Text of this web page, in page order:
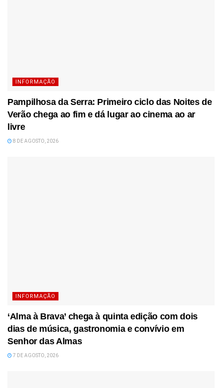
INFORMAÇÃO
Pampilhosa da Serra: Primeiro ciclo das Noites de
Verão chega ao fim e dá lugar ao cinema ao ar
livre
8 DE AGOSTO, 2026
INFORMAÇÃO
‘Alma à Brava’ chega à quinta edição com dois
dias de música, gastronomia e convívio em
Senhor das Almas
7 DE AGOSTO, 2026